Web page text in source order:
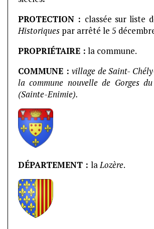
PROTECTION : classée sur liste
Historiques par arrêté le 5
PROPRIÉTAIRE : la commune.
COMMUNE : village de Saint-
la commune nouvelle de Gorges
(Sainte-Enimie).
DÉPARTEMENT :laLozère.